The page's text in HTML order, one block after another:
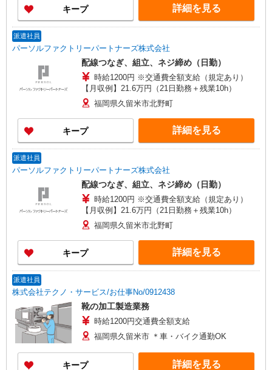
キープ 詳細を見る
派遣社員
パーソルファクトリーパートナーズ株式会社
配線つなぎ、組立、ネジ締め（日勤）
時給1200円 ※交通費全額支給（規定あり）
【月収例】21.6万円（21日勤務＋残業10h）
福岡県久留米市北野町
キープ 詳細を見る
派遣社員
パーソルファクトリーパートナーズ株式会社
配線つなぎ、組立、ネジ締め（日勤）
時給1200円 ※交通費全額支給（規定あり）
【月収例】21.6万円（21日勤務＋残業10h）
福岡県久留米市北野町
キープ 詳細を見る
派遣社員
株式会社テクノ・サービス/お仕事No/0912438
靴の加工製造業務
時給1200円交通費全額支給
福岡県久留米市 ＊車・バイク通勤OK
キープ 詳細を見る